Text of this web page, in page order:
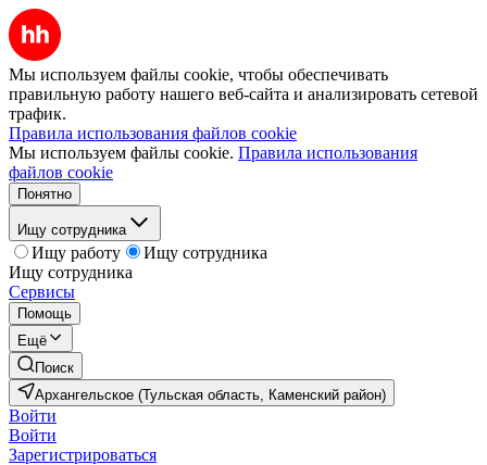
Мы используем файлы cookie, чтобы обеспечивать
правильную работу нашего веб-сайта и анализировать сетевой
трафик.
Правила использования файлов cookie
Мы используем файлы cookie. Правила использования
файлов cookie
Понятно
Ищу сотрудника
Ищу работу
Ищу сотрудника
Ищу сотрудника
Сервисы
Помощь
Ещё
Поиск
Архангельское (Тульская область, Каменский район)
Войти
Войти
Зарегистрироваться